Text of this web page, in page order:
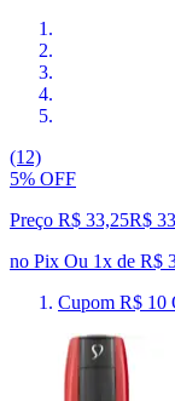
(12)
5% OFF
Preço R$ 33,25R$ 33
no Pix Ou 1x de R$
Cupom R$ 10